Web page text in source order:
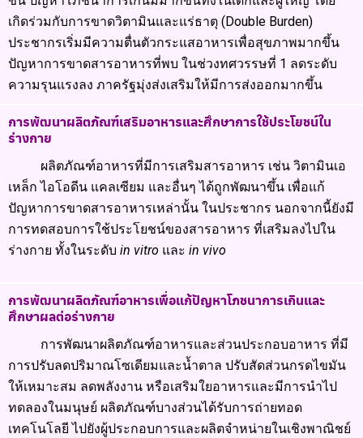
เกิดร่วมกับการขาดวิตามินและแร่ธาตุ (Double Burden)
ประชากรเริ่มมีความตื่นตัวกระแสอาหารเพื่อสุขภาพมากขึ้น
ปัญหาการขาดสารอาหารที่พบ ในช่วงทศวรรษที่ 1 ลดระดับ
ความรุนแรงลง ภาครัฐมุ่งส่งเสริมให้มีการส่งออกมากขึ้น
การพัฒนาผลิตภัณฑ์เสริมอาหารและศึกษาการใช้ประโยชน์ใน
ร่างกาย
ผลิตภัณฑ์อาหารที่มีการเสริมสารอาหาร เช่น วิตามินเอ
เหล็ก ไอโอดีน แคลเซียม และอื่นๆ ได้ถูกพัฒนาขึ้น เพื่อแก้
ปัญหาการขาดสารอาหารเหล่านั้น ในประชากร นอกจากนี้ยังมี
การทดสอบการใช้ประโยชน์ของสารอาหาร ที่เสริมลงไปใน
ร่างกาย ทั้งในระดับ in vitro และ in vivo
การพัฒนาผลิตภัณฑ์อาหารเพื่อแก้ปัญหาโภชนาการเกินและ
ศึกษาผลต่อร่างกาย
การพัฒนาผลิตภัณฑ์อาหารและส่วนประกอบอาหาร ที่มี
การปรับลดปริมาณโซเดียมและน้ำตาล ปรับสัดส่วนกรดไขมัน
ให้เหมาะสม ลดพลังงาน หรือเสริมใยอาหารและมีการนำไป
ทดลองในมนุษย์ ผลิตภัณฑ์บางส่วนได้รับการถ่ายทอด
เทคโนโลยี ไปยังผู้ประกอบการและผลิตจำหน่ายในเชิงพาณิชย์